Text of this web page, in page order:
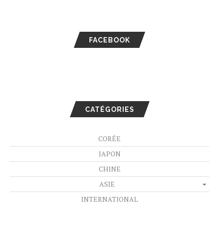
FACEBOOK
CATÉGORIES
CORÉE
JAPON
CHINE
ASIE
INTERNATIONAL